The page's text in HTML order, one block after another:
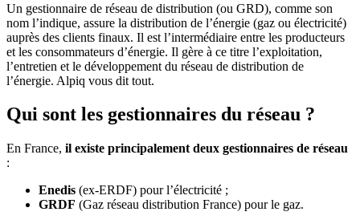
Un gestionnaire de réseau de distribution (ou GRD), comme son
nom l’indique, assure la distribution de l’énergie (gaz ou électricité)
auprès des clients finaux. Il est l’intermédiaire entre les producteurs
et les consommateurs d’énergie. Il gère à ce titre l’exploitation,
l’entretien et le développement du réseau de distribution de
l’énergie. Alpiq vous dit tout.
Qui sont les gestionnaires du réseau ?
En France, il existe principalement deux gestionnaires de réseau
:
Enedis (ex-ERDF) pour l’électricité ;
GRDF (Gaz réseau distribution France) pour le gaz.